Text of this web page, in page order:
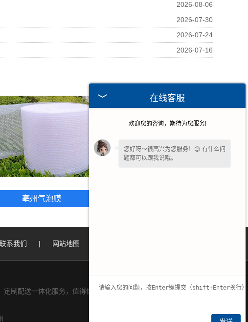
2026-08-06
2026-07-30
2026-07-24
2026-07-16
亳州气泡膜
联系我们 | 网站地图
定制配送一体化服务，值得信赖.
在线客服
欢迎您的咨询，期待为您服务!
您好呀～很高兴为您服务！😊 有什么问
题都可以跟我说哦。